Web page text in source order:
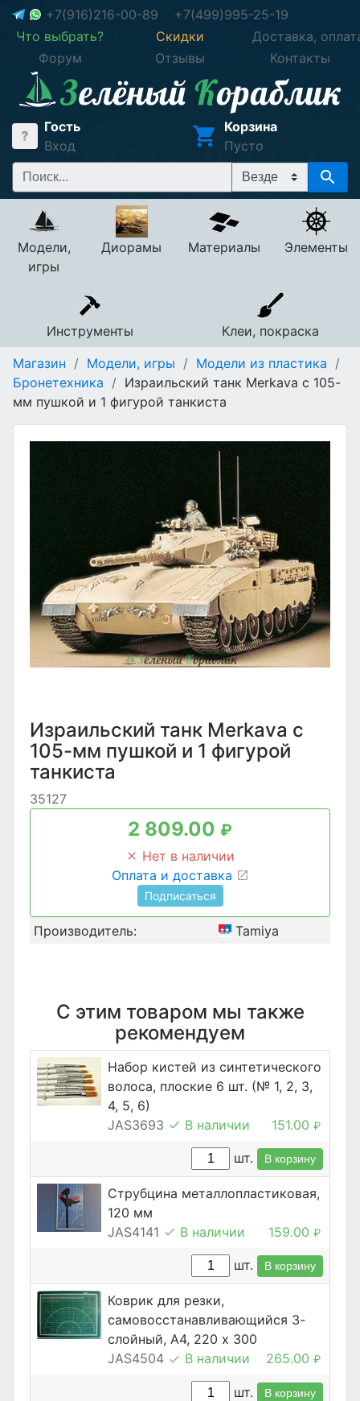
+7(916)216-00-89
+7(499)995-25-19
Что выбрать?
Скидки
Доставка,
Форум
Отзывы Контакты
Гость
Вход
Корзина
Пусто
Модели,
игры
Диорамы Материалы Элементы
Инструменты
Клеи, покраска
Магазин / Модели, игры / Модели из пластика /
Бронетехника / Израильский танк Merkava с 105-
мм пушкой и 1 фигурой танкиста
Израильский танк Merkava с
105-мм пушкой и 1 фигурой
танкиста
35127
2 809.00 ₽
Нет в наличии
Оплата и доставка
Подписаться
Производитель: Tamiya
С этим товаром мы также
рекомендуем
Набор кистей из синтетического
волоса, плоские 6 шт. (№ 1, 2, 3,
4, 5, 6)
JAS3693
В наличии 151.00 ₽
шт. В корзину
Струбцина металлопластиковая,
120 мм
JAS4141
В наличии 159.00 ₽
шт. В корзину
Коврик для резки,
самовосстанавливающийся 3-
слойный, А4, 220 х 300
JAS4504
В наличии 265.00 ₽
шт. В корзину